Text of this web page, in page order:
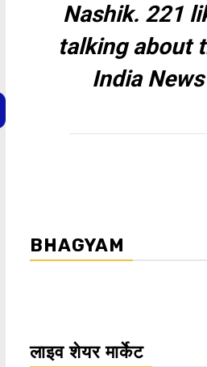
Nashik. 221
talking about
India
BHAGYAM
लाइव शेयर मार्केट